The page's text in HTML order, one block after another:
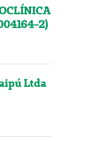
2)
Ltda